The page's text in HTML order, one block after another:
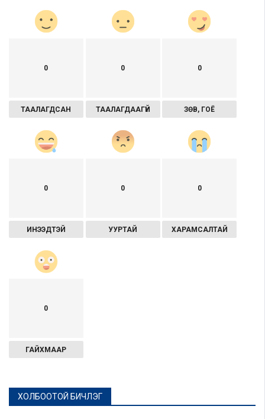
0
ТААЛАГДСАН
0
ТААЛАГДААГҮЙ
0
ЗӨВ, ГОЁ
0
ИНЭЭДТЭЙ
0
УУРТАЙ
0
ХАРАМСАЛТАЙ
0
ГАЙХМААР
ХОЛБООТОЙ БИЧЛЭГ